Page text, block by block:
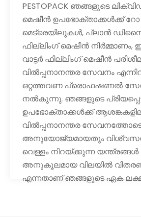
PESTOPACK ഞങ്ങളുടെ
മെഷീൻ ഉപഭോക്താക്കൾക്ക് റോ
മെട്രെയിലുകൾ, പ്ലാൻ
ഫില്ലിംഗ് മെഷീൻ നിർമ്മാണം,
വാട്ടർ ഫില്ലിംഗ് മെഷീൻ
വിൽപ്പനാനന്തര സേവനം
ഒറ്റത്തവണ പ്രൊഫഷണൽ
നൽകുന്നു. ഞങ്ങളുടെ
ഉപഭോക്താക്കൾക്ക്
വിൽപ്പനാനന്തര
അനുയോജ്യമായതും
വെള്ളം നിറയ്ക്കുന്ന യന്ത്രങ്ങൾ
അനുകൂലമായ വിലയിൽ
എന്നതാണ് ഞങ്ങളുടെ ഏക